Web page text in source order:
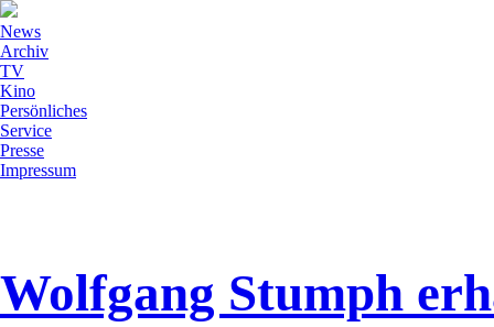
News
Archiv
TV
Kino
Persönliches
Service
Presse
Impressum
Wolfgang Stumph